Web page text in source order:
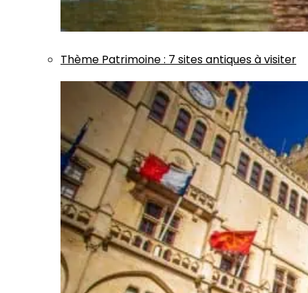
Thème Patrimoine: 7 sites antiques à visiter